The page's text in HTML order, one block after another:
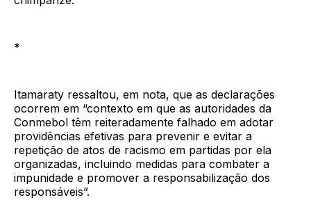
*
Itamaraty ressaltou, em nota, que as declarações
ocorrem em “contexto em que as autoridades da
Conmebol têm reiteradamente falhado em adotar
providências efetivas para prevenir e evitar a
repetição de atos de racismo em partidas por ela
organizadas, incluindo medidas para combater a
impunidade e promover a responsabilização dos
responsáveis”.